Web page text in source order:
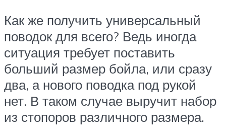
Как же получить универсальный
поводок для всего? Ведь иногда
ситуация требует поставить
больший размер бойла, или сразу
два, а нового поводка под рукой
нет. В таком случае выручит набор
из стопоров различного размера.